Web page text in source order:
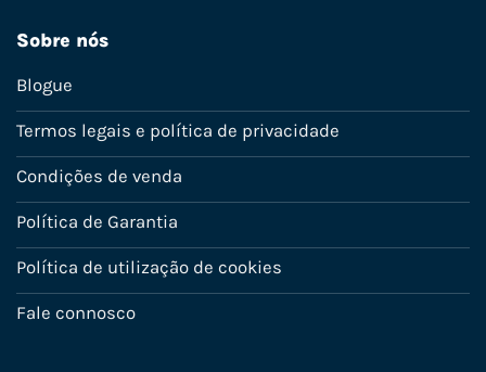
Sobre nós
Blogue
Termos legais e política de privacidade
Condições de venda
Política de Garantia
Política de utilização de cookies
Fale connosco